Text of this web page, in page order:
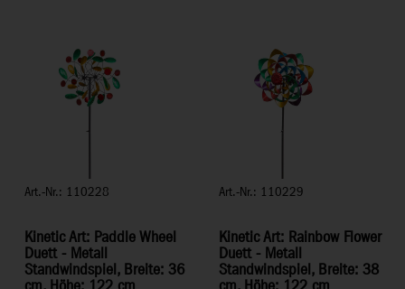
Art.-Nr.: 110228
Kinetic Art: Paddle Wheel
Duett - Metall
Standwindspiel, Breite: 36
Art.-Nr.: 110229
Kinetic Art: Rainbow Flower
Duett - Metall
Standwindspiel, Breite: 38